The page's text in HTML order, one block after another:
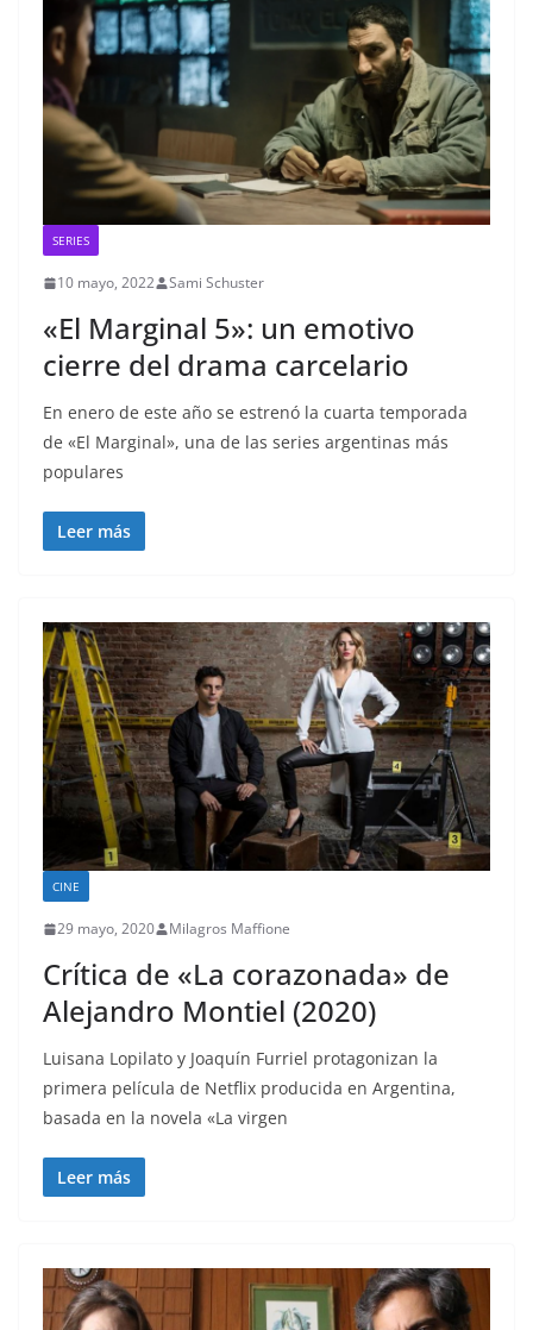
SERIES
10 mayo, 2022 Sami Schuster
«El Marginal 5»: un emotivo
cierre del drama carcelario
En enero de este año se estrenó la cuarta temporada
de «El Marginal», una de las series argentinas más
populares
Leer más
CINE
29 mayo, 2020 Milagros Maffione
Crítica de «La corazonada» de
Alejandro Montiel (2020)
Luisana Lopilato y Joaquín Furriel protagonizan la
primera película de Netflix producida en Argentina,
basada en la novela «La virgen
Leer más